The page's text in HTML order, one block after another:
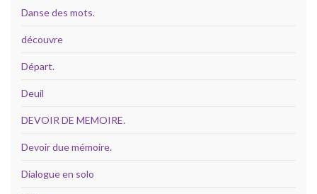
Danse des mots.
découvre
Départ.
Deuil
DEVOIR DE MEMOIRE.
Devoir due mémoire.
Dialogue en solo